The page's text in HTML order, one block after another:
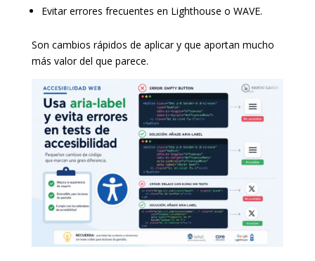
Evitar errores frecuentes en Lighthouse o WAVE.
Son cambios rápidos de aplicar y que aportan mucho
más valor del que parece.